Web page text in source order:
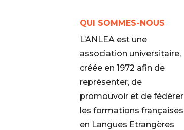
QUI SOMMES-NOUS
L’ANLEA est une
association universitaire,
créée en 1972 afin de
représenter, de
promouvoir et de fédérer
les formations françaises
en Langues Etrangères